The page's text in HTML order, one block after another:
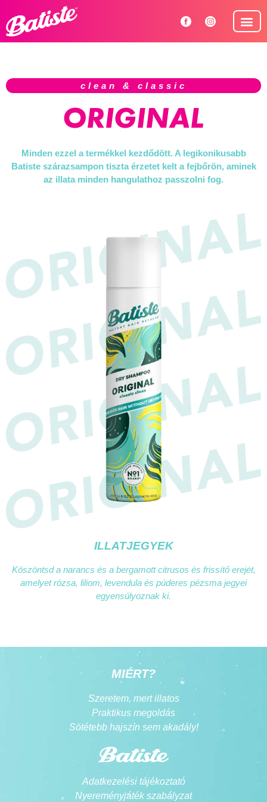
clean & classic
ORIGINAL
Minden ezzel a termékkel kezdődött. A legikonikusabb
Batiste szárazsampon tiszta érzetet kelt a fejbőrön, aminek
az illata minden hangulathoz passzolni fog.
ILLATJEGYEK
Köszöntsd a narancs és a bergamott citrusos és frissítő erejét,
amelyet rózsa, liliom, levendula és púderes pézsma jegyei
egyensúlyoznak ki.
MIÉRT?
Szeretem, mert illatos
Praktikus megoldás
Sötétebb hajszín sem akadály!
Adatkezelési tájékoztató
Nyereményjáték szabályzat